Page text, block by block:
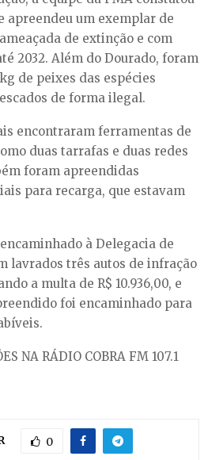
apreendeu um exemplar de
de extinção e com
2032. Além do Dourado, foram
de peixes das espécies
de forma ilegal.
encontraram ferramentas de
duas tarrafas e duas redes
foram apreendidas
para recarga, que estavam
à Delegacia de
lavrados três autos de infração
a multa de R$ 10.936,00, e
foi encaminhado para
NA RÁDIO COBRA FM 107.1
0